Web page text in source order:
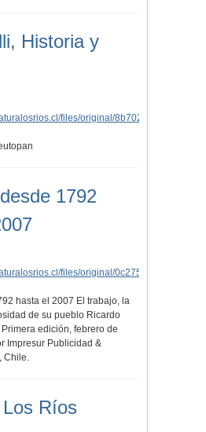
Historia y
1792
hasta el 2007 El trabajo, la
de su pueblo Ricardo
edición, febrero de
Impresur Publicidad &
Chile.
Ríos